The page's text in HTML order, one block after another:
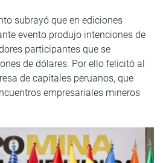
subrayó que en ediciones
evento produjo intenciones de
participantes que se
de dólares. Por ello felicitó al
de capitales peruanos, que
empresariales mineros